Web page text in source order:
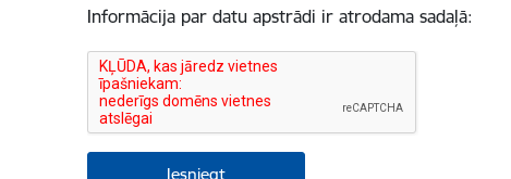
Informācija par datu apstrādi ir atrodama sadaļā: